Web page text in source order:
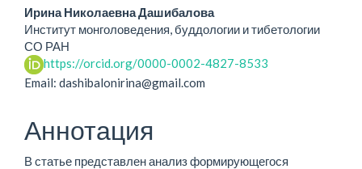
Основное
содержание
статьи
Ирина Николаевна Дашибалова
Институт монголоведения, буддологии и тибетологии
СО РАН
https://orcid.org/0000-0002-4827-8533
Email: dashibalonirina@gmail.com
Аннотация
В статье представлен анализ формирующегося